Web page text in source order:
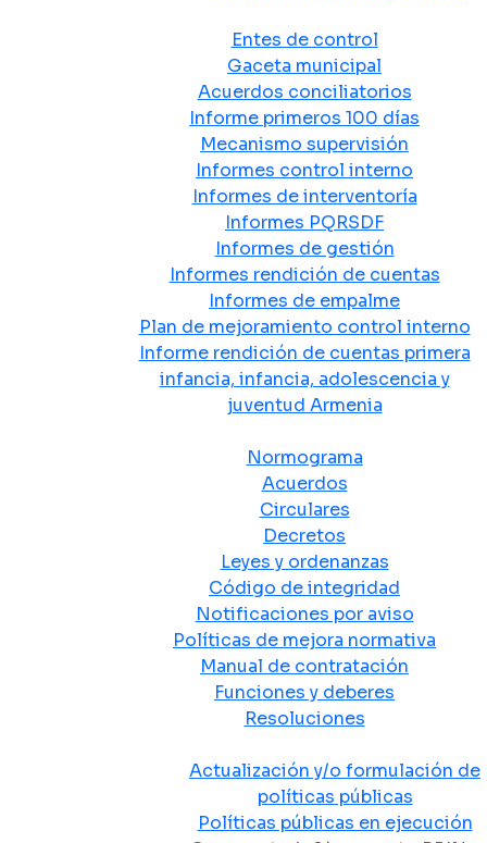
Entes de control
Gaceta municipal
Acuerdos conciliatorios
Informe primeros 100 días
Mecanismo supervisión
Informes control interno
Informes de interventoría
Informes PQRSDF
Informes de gestión
Informes rendición de cuentas
Informes de empalme
Plan de mejoramiento control interno
Informe rendición de cuentas primera
infancia, infancia, adolescencia y
juventud Armenia
Normograma
Acuerdos
Circulares
Decretos
Leyes y ordenanzas
Código de integridad
Notificaciones por aviso
Políticas de mejora normativa
Manual de contratación
Funciones y deberes
Resoluciones
Actualización y/o formulación de
políticas públicas
Políticas públicas en ejecución